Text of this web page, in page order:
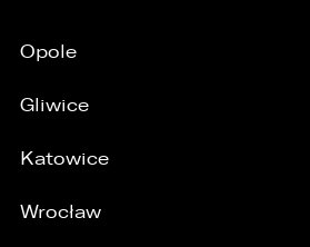
Opole
Gliwice
Katowice
Wrocław